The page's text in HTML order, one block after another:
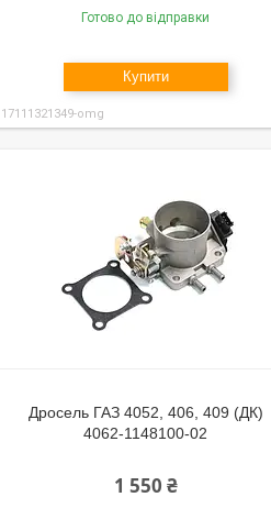
Готово до відправки
Купити
17111321349-omg
Дросель ГАЗ 4052, 406, 409 (ДК)
4062-1148100-02
1 550 ₴